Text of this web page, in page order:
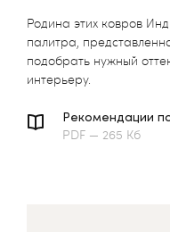
Родина этих ковров
палитра,
подобрать нужный
интерьеру.
Рекомендации
PDF — 265 Кб